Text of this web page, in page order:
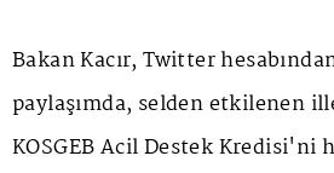
Bakan Kacır, Twitter
paylaşımda, selden etkilenen
KOSGEB Acil Destek Kredisi'ni